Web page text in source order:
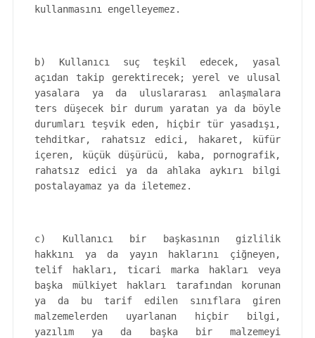
kullanmasını engelleyemez.
b) Kullanıcı suç teşkil edecek, yasal
açıdan takip gerektirecek; yerel ve ulusal
yasalara ya da uluslararası anlaşmalara
ters düşecek bir durum yaratan ya da böyle
durumları teşvik eden, hiçbir tür yasadışı,
tehditkar, rahatsız edici, hakaret, küfür
içeren, küçük düşürücü, kaba, pornografik,
rahatsız edici ya da ahlaka aykırı bilgi
postalayamaz ya da iletemez.
c) Kullanıcı bir başkasının gizlilik
hakkını ya da yayın haklarını çiğneyen,
telif hakları, ticari marka hakları veya
başka mülkiyet hakları tarafından korunan
ya da bu tarif edilen sınıflara giren
malzemelerden uyarlanan hiçbir bilgi,
yazılım ya da başka bir malzemeyi